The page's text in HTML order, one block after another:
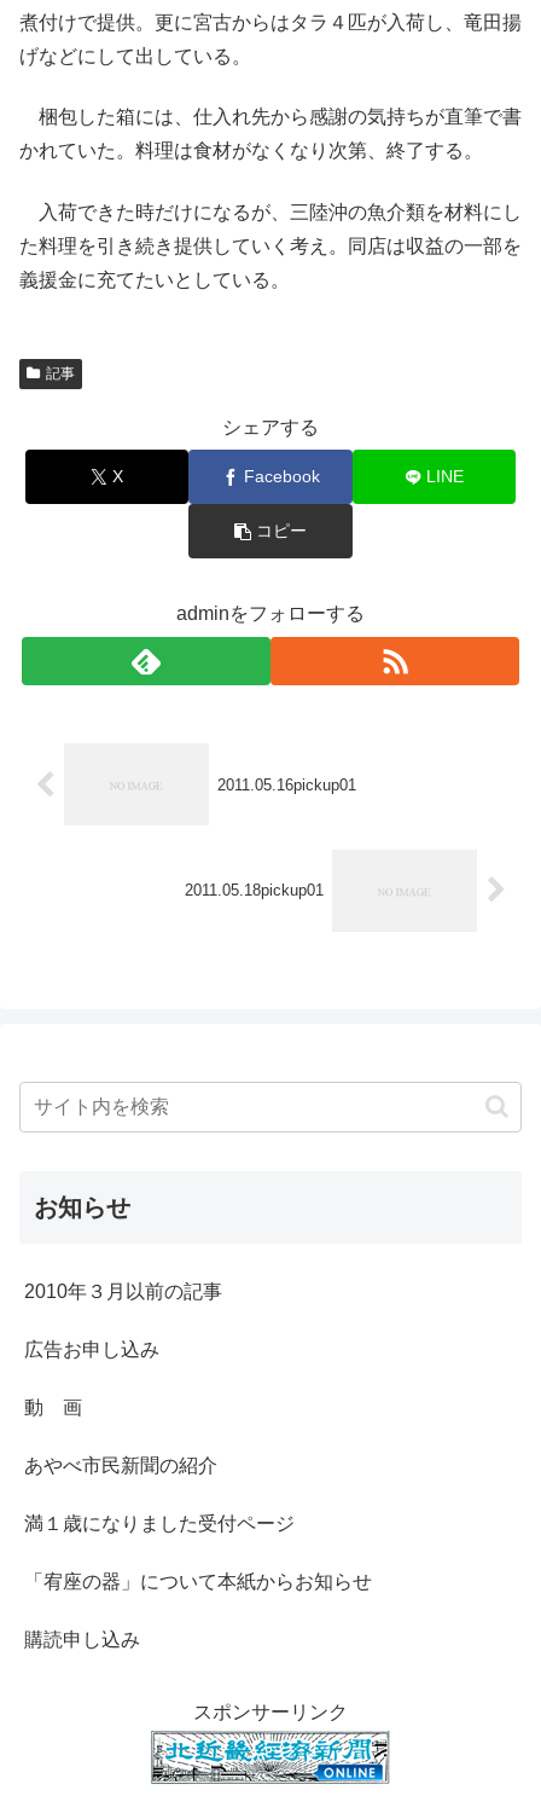
煮付けで提供。更に宮古からはタラ４匹が入荷し、竜田揚
げなどにして出している。
梱包した箱には、仕入れ先から感謝の気持ちが直筆で書
かれていた。料理は食材がなくなり次第、終了する。
入荷できた時だけになるが、三陸沖の魚介類を材料にし
た料理を引き続き提供していく考え。同店は収益の一部を
義援金に充てたいとしている。
記事
シェアする
X Facebook LINE
コピー
adminをフォローする
2011.05.16pickup01
2011.05.18pickup01
お知らせ
2010年３月以前の記事
広告お申し込み
動 画
あやべ市民新聞の紹介
満１歳になりました受付ページ
「宥座の器」について本紙からお知らせ
購読申し込み
スポンサーリンク